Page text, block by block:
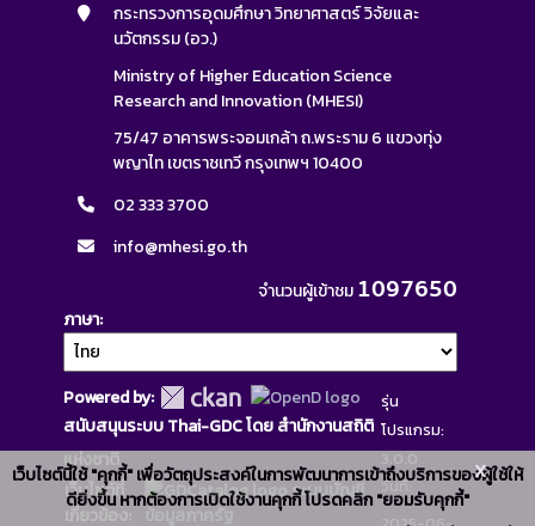
กระทรวงการอุดมศึกษา วิทยาศาสตร์ วิจัยและ
นวัตกรรม (อว.)
Ministry of Higher Education Science
Research and Innovation (MHESI)
75/47 อาคารพระจอมเกล้า ถ.พระราม 6 แขวงทุ่ง
พญาไท เขตราชเทวี กรุงเทพฯ 10400
02 333 3700
info@mhesi.go.th
จำนวนผู้เข้าชม1097650
ภาษา
Powered by:
สนับสนุนระบบ Thai-GDC โดย สำนักงานสถิติ
แห่งชาติ
เว็บไซต์ที่
เกี่ยวข้อง:
ระบบบัญชี
รุ่น
โปรแกรม:
3.0.0
วันที่:
เว็บไซต์นี้ใช้ "คุกกี้" เพื่อวัตถุประสงค์ในการพัฒนาการเข้าถึงบริการของผู้ใช้ให้
ดียิ่งขึ้น หากต้องการเปิดใช้งานคุกกี้ โปรดคลิก "ยอมรับคุกกี้"
x